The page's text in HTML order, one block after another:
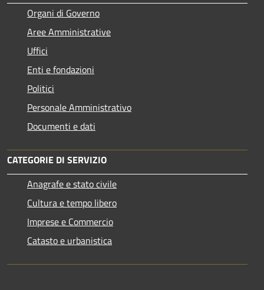
Organi di Governo
Aree Amministrative
Uffici
Enti e fondazioni
Politici
Personale Amministrativo
Documenti e dati
CATEGORIE DI SERVIZIO
Anagrafe e stato civile
Cultura e tempo libero
Imprese e Commercio
Catasto e urbanistica